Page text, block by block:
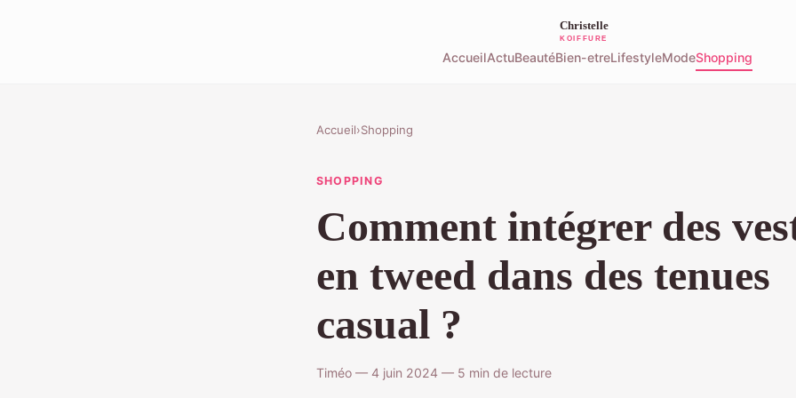
AccueilActuBeautéBien-etreLifestyleModeShopping
Accueil›Shopping
SHOPPING
Comment intégrer des
en tweed dans des tenues
casual ?
Timéo — 4 juin 2024 — 5 min de lecture